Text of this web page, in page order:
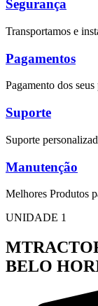
Segurança
Transportamos e
Pagamentos
Pagamento dos
Suporte
Suporte
Manutenção
Melhores Produtos
UNIDADE 1
BELO